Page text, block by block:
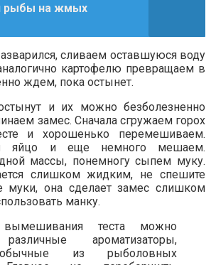
рыбы на жмых
сливаем оставшуюся воду
картофелю превращаем в
ждем, пока остынет.
и их можно безболезненно
замес. Сначала сгружаем горох
и хорошенько перемешиваем.
яйцо и еще немного мешаем.
массы, понемногу сыпем муку.
слишком жидким, не спешите
муки, она сделает замес слишком
манку.
теста можно
ароматизаторы,
из рыболовных